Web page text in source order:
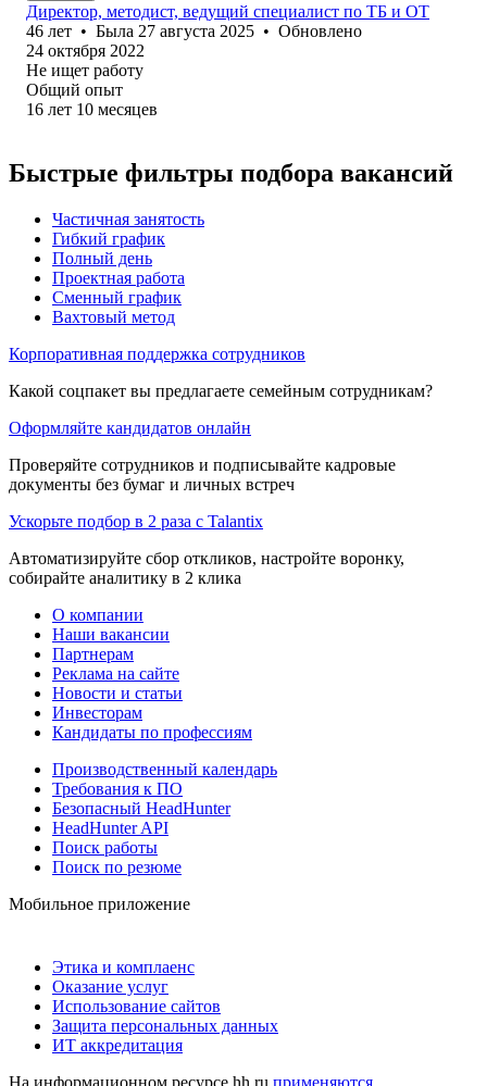
Директор, методист, ведущий специалист по ТБ и ОТ
46 лет • Была 27 августа 2025 • Обновлено
24 октября 2022
Не ищет работу
Общий опыт
16 лет 10 месяцев
Быстрые фильтры подбора вакансий
Частичная занятость
Гибкий график
Полный день
Проектная работа
Сменный график
Вахтовый метод
Корпоративная поддержка сотрудников
Какой соцпакет вы предлагаете семейным сотрудникам?
Оформляйте кандидатов онлайн
Проверяйте сотрудников и подписывайте кадровые
документы без бумаг и личных встреч
Ускорьте подбор в 2 раза с Talantix
Автоматизируйте сбор откликов, настройте воронку,
собирайте аналитику в 2 клика
О компании
Наши вакансии
Партнерам
Реклама на сайте
Новости и статьи
Инвесторам
Кандидаты по профессиям
Производственный календарь
Требования к ПО
Безопасный HeadHunter
HeadHunter API
Поиск работы
Поиск по резюме
Мобильное приложение
Этика и комплаенс
Оказание услуг
Использование сайтов
Защита персональных данных
ИТ аккредитация
На информационном ресурсе hh.ru применяются